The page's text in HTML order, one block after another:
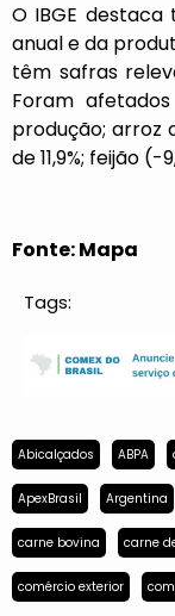
O IBGE
anual e da
têm safras
Foram
produção; arroz
de 11,9%; feijão (-
Fonte: Mapa
Tags:
Abicalçados ABPA
ApexBrasil Argentina
carne bovina carne
comércio exterior